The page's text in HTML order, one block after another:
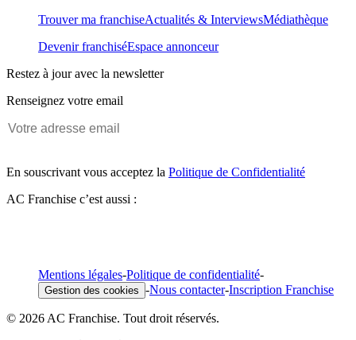
Trouver ma franchiseActualités & InterviewsMédiathèque
Devenir franchiséEspace annonceur
Restez à jour avec la newsletter
Renseignez votre email
En souscrivant vous acceptez la Politique de Confidentialité
AC Franchise c’est aussi :
Mentions légales-Politique de confidentialité-
Gestion des cookies -Nous contacter-Inscription Franchise
© 2026 AC Franchise. Tout droit réservés.